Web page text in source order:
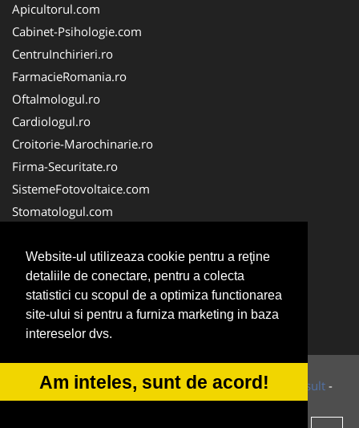
Website-ul utilizeaza cookie pentru a reţine
detaliile de conectare, pentru a colecta
statistici cu scopul de a optimiza functionarea
site-ului si pentru a furniza marketing in baza
intereselor dvs.
Am inteles, sunt de acord!
Apicultorul.com
Cabinet-Psihologie.com
CentruInchirieri.ro
FarmacieRomania.ro
Oftalmologul.ro
Cardiologul.ro
Croitorie-Marochinarie.ro
Firma-Securitate.ro
SistemeFotovoltaice.com
Stomatologul.com
Birouri-Cadastru.ro
Cabinet-Individual.ro
CramaVinuri.ro
InstalatiiSolare.com
© 2014-2026 Powered byVilonMedia&Tokaido Consult -